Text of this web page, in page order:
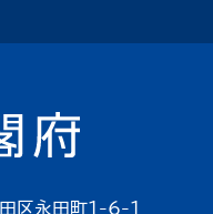
区永田町1-6-1